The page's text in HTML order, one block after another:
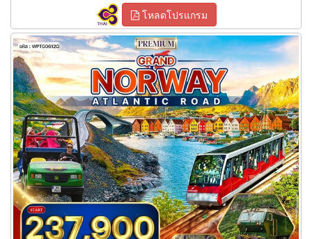
โหลดโปรแกรม
ทัวร์นอร์เวย์ เส้นทาง Atlantic Road 12 วัน (TG)